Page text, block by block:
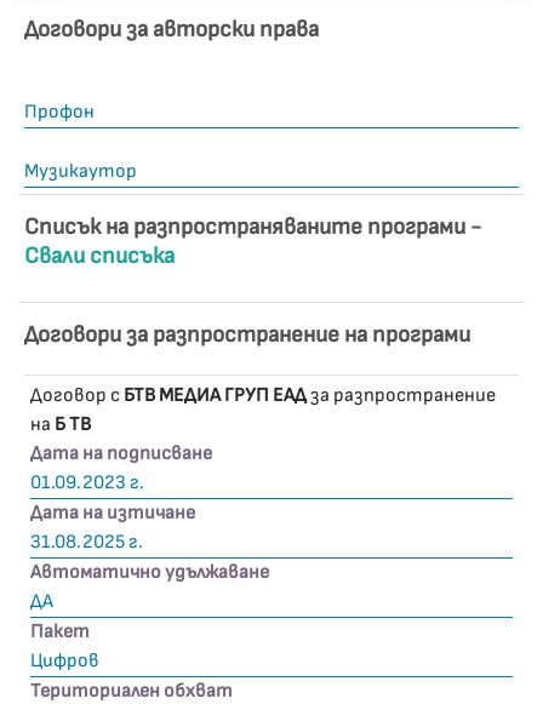
Договори за авторски права
Профон
Музикаутор
Списък на разпространяваните програми -
Свали списъка
Договори за разпространение на програми
Договор с БТВ МЕДИА ГРУП ЕАДза разпространение
на Б ТВ
Дата на подписване
01.09.2023 г.
Дата на изтичане
31.08.2025 г.
Автоматично удължаване
ДА
Пакет
Цифров
Териториален обхват